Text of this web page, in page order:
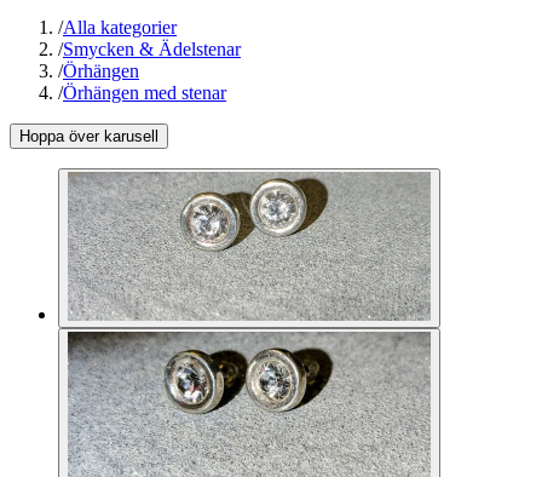
/Alla kategorier
/Smycken & Ädelstenar
/Örhängen
/Örhängen med stenar
Hoppa över karusell